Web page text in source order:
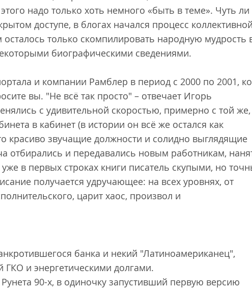
надо только хоть немного «быть в теме». Чуть ли
доступе, в блогах начался процесс коллективной
только скомпилировать народную мудрость
биографическими сведениями.
и компании Рамблер в период с 2000 по 2001,
вы. "Не всё так просто" – отвечает Игорь
с удивительной скоростью, примерно с той же,
в кабинет (в истории он всё же остался как
красиво звучащие должности и солидно выглядящие
отбирались и передавались новым работникам,
в первых строках книги писатель скупыми, но
получается удручающее: на всех уровнях, от
царит хаос, произвол и
банка и некий "Латиноамериканец",
и энергетическими долгами.
90-х, в одиночку запустивший первую версию